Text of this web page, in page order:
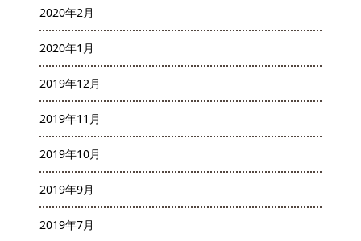
2020年2月
2020年1月
2019年12月
2019年11月
2019年10月
2019年9月
2019年7月